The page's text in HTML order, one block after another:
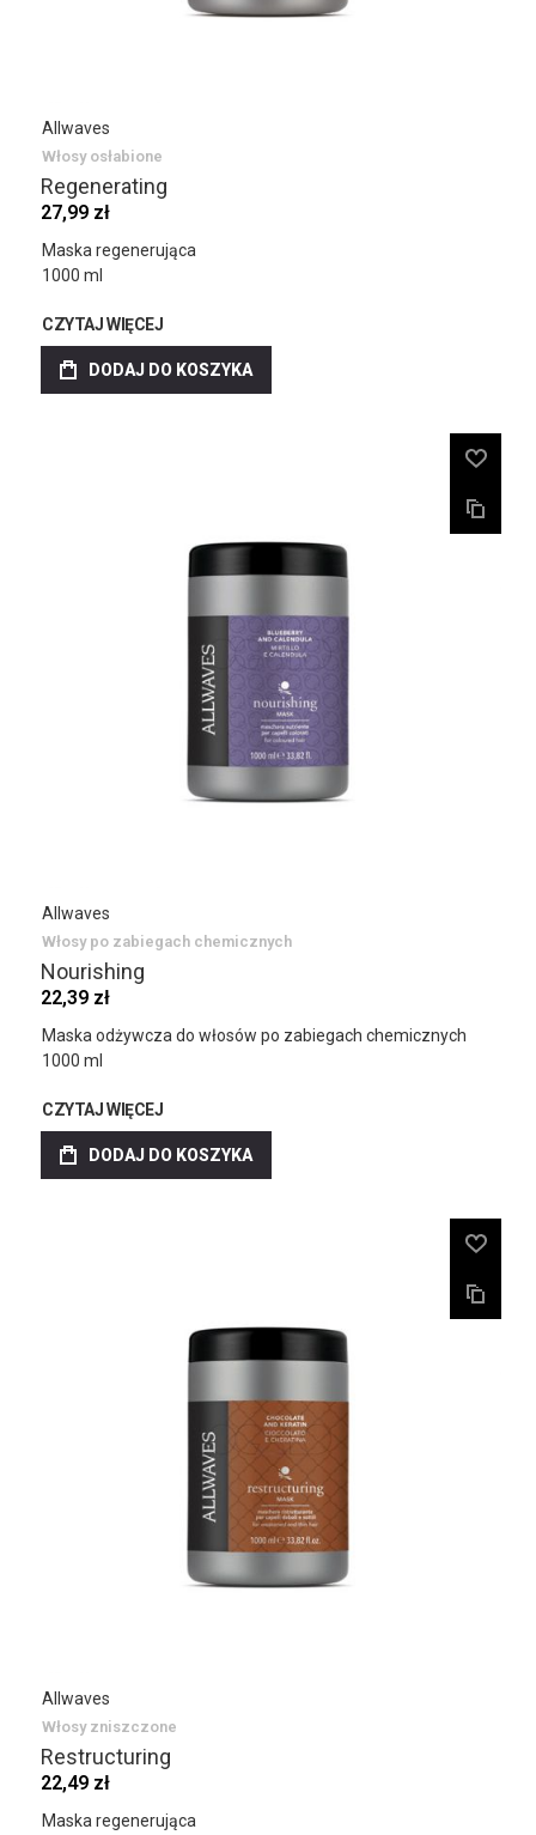
Allwaves
Włosy osłabione
Regenerating
27,99 zł
Maska regenerująca
1000 ml
CZYTAJ WIĘCEJ
DODAJ DO KOSZYKA
Allwaves
Włosy po zabiegach chemicznych
Nourishing
22,39 zł
Maska odżywcza do włosów po zabiegach chemicznych
1000 ml
CZYTAJ WIĘCEJ
DODAJ DO KOSZYKA
Allwaves
Włosy zniszczone
Restructuring
22,49 zł
Maska regenerująca